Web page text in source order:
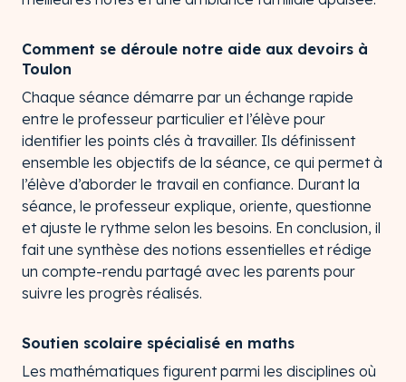
Comment se déroule notre aide aux devoirs à
Toulon
Chaque séance démarre par un échange rapide
entre le professeur particulier et l’élève pour
identifier les points clés à travailler. Ils définissent
ensemble les objectifs de la séance, ce qui permet à
l’élève d’aborder le travail en confiance. Durant la
séance, le professeur explique, oriente, questionne
et ajuste le rythme selon les besoins. En conclusion, il
fait une synthèse des notions essentielles et rédige
un compte-rendu partagé avec les parents pour
suivre les progrès réalisés.
Soutien scolaire spécialisé en maths
Les mathématiques figurent parmi les disciplines où